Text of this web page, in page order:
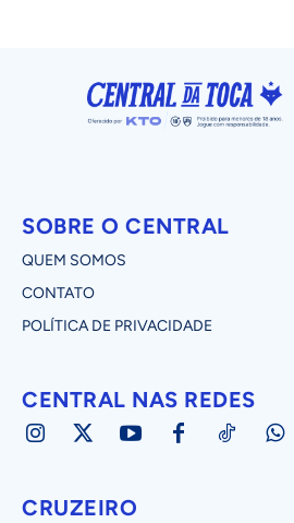
SOBRE O CENTRAL
QUEM SOMOS
CONTATO
POLÍTICA DE PRIVACIDADE
CENTRAL NAS REDES
CRUZEIRO